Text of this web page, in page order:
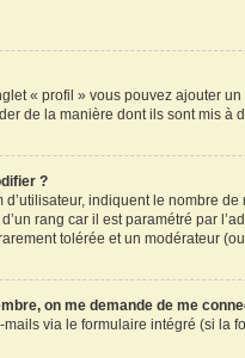
« profil » vous pouvez ajouter
de la manière dont ils sont mis
?
indiquent le nombre
rang car il est paramétré par
tolérée et un modérateur
on me demande de me
via le formulaire intégré (si